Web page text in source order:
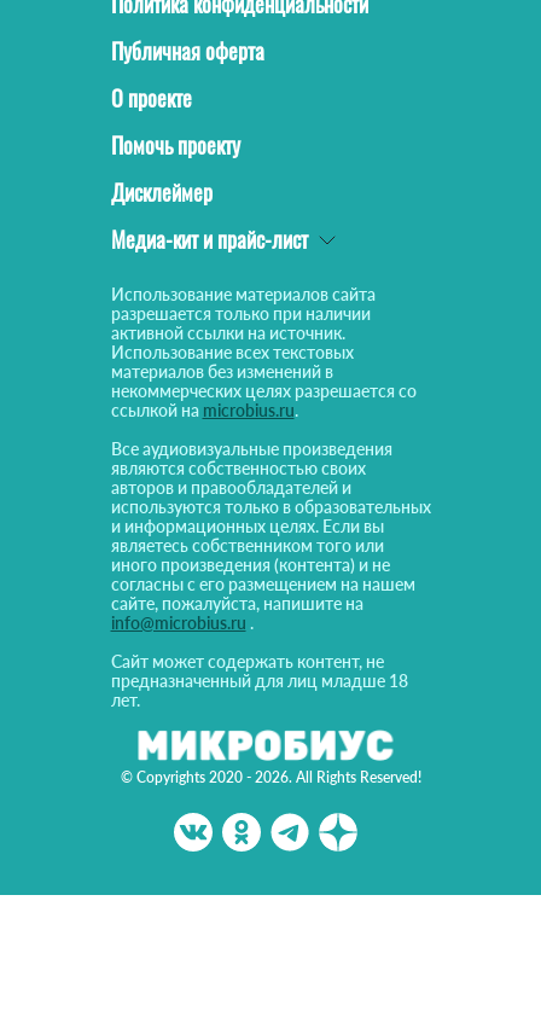
© Copyrights 2020 - 2026. All Rights Reserved!
Публичная оферта
О проекте
Помочь проекту
Дисклеймер
Медиа-кит и прайс-лист
Использование материалов сайта
разрешается только при наличии
активной ссылки на источник.
Использование всех текстовых
материалов без изменений в
некоммерческих целях разрешается со
ссылкой на microbius.ru.
Все аудиовизуальные произведения
являются собственностью своих
авторов и правообладателей и
используются только в образовательных
и информационных целях. Если вы
являетесь собственником того или
иного произведения (контента) и не
согласны с его размещением на нашем
сайте, пожалуйста, напишите на
info@microbius.ru .
Сайт может содержать контент, не
предназначенный для лиц младше 18
лет.